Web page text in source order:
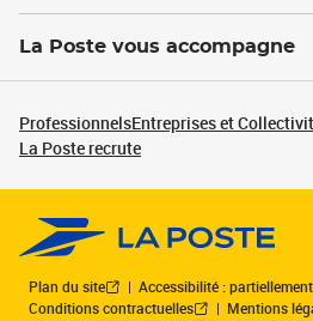
La Poste vous accompagne
ProfessionnelsEntreprises et
La Poste recrute
Plan du site
Accessibilité :
Conditions contractuelles
Mentions